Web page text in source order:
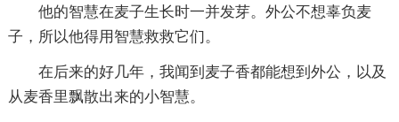
他的智慧在麦子生长时一并发芽。外公不想辜负麦
子，所以他得用智慧救救它们。
在后来的好几年，我闻到麦子香都能想到外公，以及
从麦香里飘散出来的小智慧。